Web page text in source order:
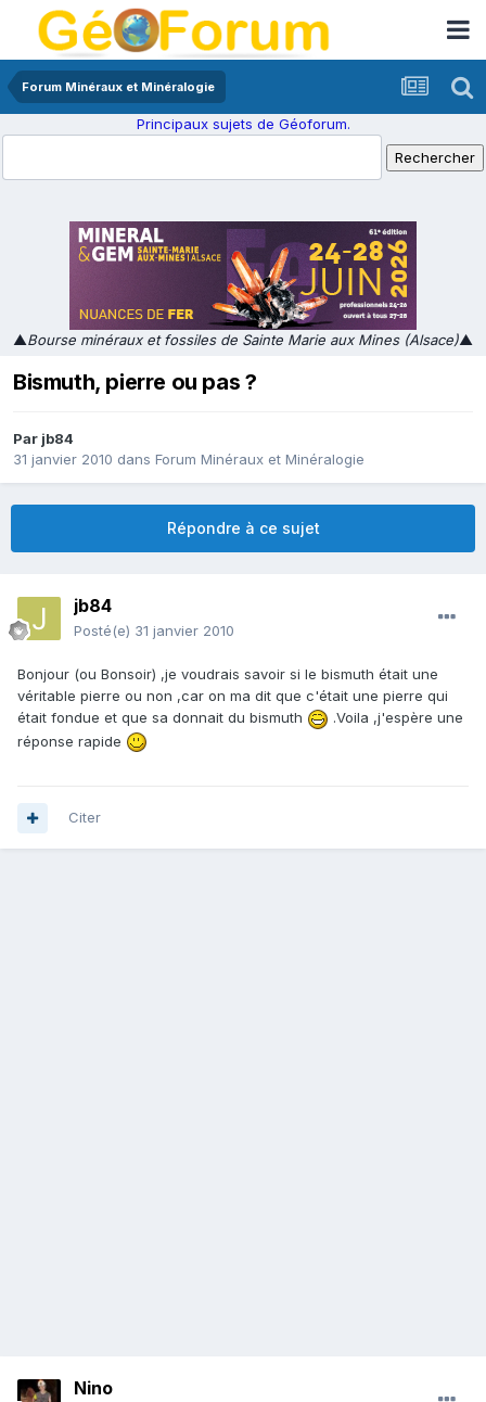
Forum Minéraux et Minéralogie
Principaux sujets de Géoforum.
▲Bourse minéraux et fossiles de Sainte Marie aux Mines (Alsace)▲
Bismuth, pierre ou pas ?
Par jb84
31 janvier 2010 dans Forum Minéraux et Minéralogie
Répondre à ce sujet
jb84
Posté(e) 31 janvier 2010
Bonjour (ou Bonsoir) ,je voudrais savoir si le bismuth était une
véritable pierre ou non ,car on ma dit que c'était une pierre qui
était fondue et que sa donnait du bismuth
.Voila ,j'espère une
réponse rapide
Citer
Nino